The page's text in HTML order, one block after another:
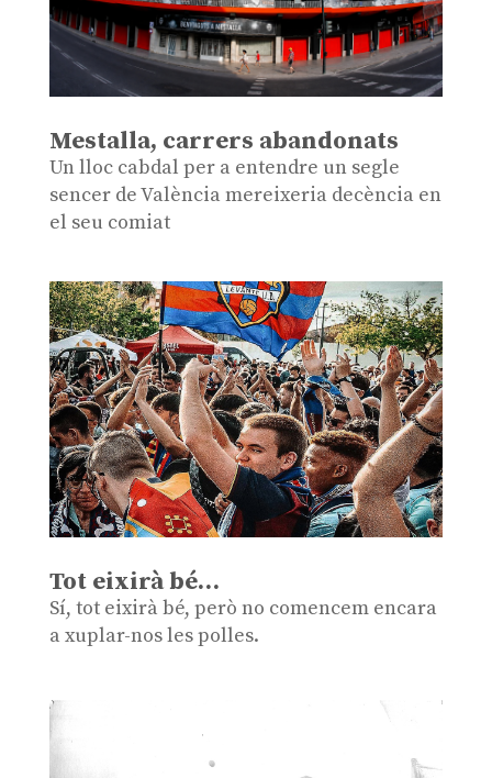
Mestalla, carrers abandonats
Un lloc cabdal per a entendre un segle
sencer de València mereixeria decència en
el seu comiat
Tot eixirà bé…
Sí, tot eixirà bé, però no comencem encara
a xuplar-nos les polles.